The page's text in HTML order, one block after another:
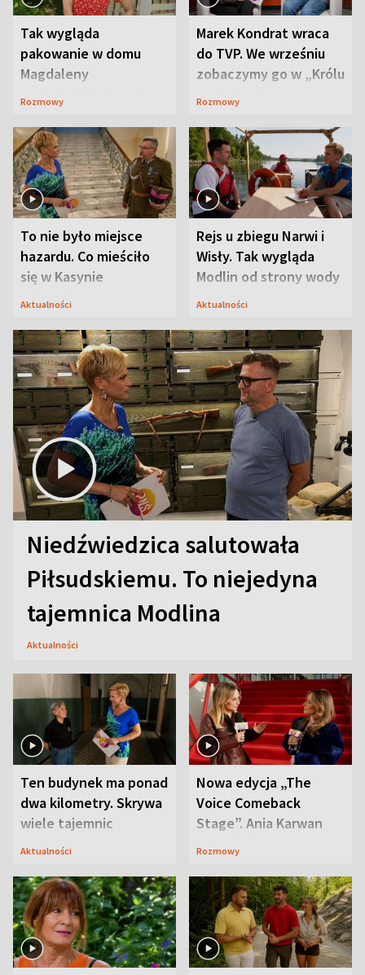
Tak wygląda
pakowanie w domu
Magdaleny
Waligórskiej-Lisieckiej.
Rozmowy
Marek Kondrat wraca
do TVP. We wrześniu
zobaczymy go w „Królu
Maciusiu I”
Rozmowy
To nie było miejsce
hazardu. Co mieściło
się w Kasynie
Oficerskim?
Aktualności
Rejs u zbiegu Narwi i
Wisły. Tak wygląda
Modlin od strony wody
Aktualności
Niedźwiedzica salutowała
Piłsudskiemu. To niejedyna
tajemnica Modlina
Aktualności
Ten budynek ma ponad
dwa kilometry. Skrywa
wiele tajemnic
Aktualności
Nowa edycja „The
Voice Comeback
Stage”. Ania Karwan
zapowiada
Rozmowy